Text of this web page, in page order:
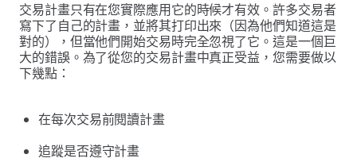
交易計畫只有在您實際應用它的時候才有效。許多交易者
寫下了自己的計畫，並將其打印出來（因為他們知道這是
對的），但當他們開始交易時完全忽視了它。這是一個巨
大的錯誤。為了從您的交易計畫中真正受益，您需要做以
下幾點：
在每次交易前閱讀計畫
追蹤是否遵守計畫